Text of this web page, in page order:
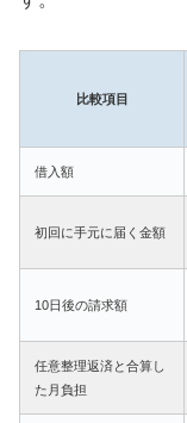
比較項目
借入額
初回に手元に届く金額
10日後の請求額
任意整理返済と合算し
た月負担